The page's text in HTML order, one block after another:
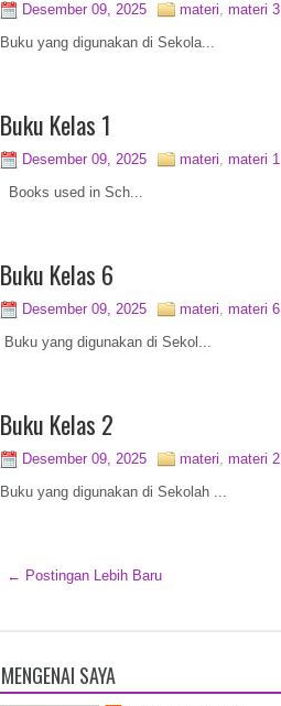
Desember 09, 2025 materi, materi 3
Buku yang digunakan di Sekola...
Buku Kelas 1
Desember 09, 2025 materi, materi 1
Books used in Sch...
Buku Kelas 6
Desember 09, 2025 materi, materi 6
Buku yang digunakan di Sekol...
Buku Kelas 2
Desember 09, 2025 materi, materi 2
Buku yang digunakan di Sekolah ...
← Postingan Lebih Baru
MENGENAI SAYA